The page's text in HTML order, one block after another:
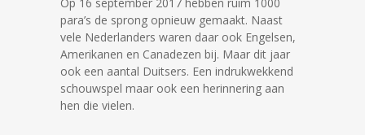
para’s de sprong opnieuw gemaakt. Naast
vele Nederlanders waren daar ook Engelsen,
Amerikanen en Canadezen bij. Maar dit jaar
ook een aantal Duitsers. Een indrukwekkend
schouwspel maar ook een herinnering aan
hen die vielen.